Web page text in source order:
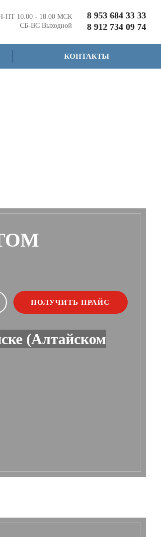
ПТ 10.00 - 18.00 МСК
СБ-ВС Выходной
8 953 684 33 33
8 912 734 09 74
КОНТАКТЫ
(Алтайском